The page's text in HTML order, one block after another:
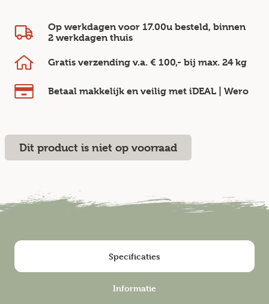
Op werkdagen voor 17.00u besteld, binnen
2 werkdagen thuis
Gratis verzending v.a. € 100,- bij max. 24 kg
Betaal makkelijk en veilig met iDEAL | Wero
Dit product is niet op voorraad
Specificaties
Informatie